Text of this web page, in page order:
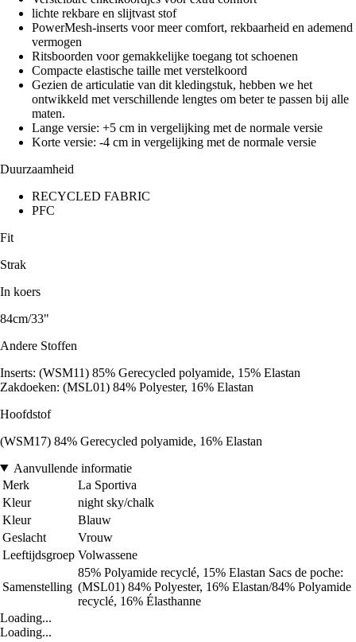
lichte rekbare en slijtvast stof
PowerMesh-inserts voor meer comfort, rekbaarheid en ademend
vermogen
Ritsboorden voor gemakkelijke toegang tot schoenen
Compacte elastische taille met verstelkoord
Gezien de articulatie van dit kledingstuk, hebben we het
ontwikkeld met verschillende lengtes om beter te passen bij alle
maten.
Lange versie: +5 cm in vergelijking met de normale versie
Korte versie: -4 cm in vergelijking met de normale versie
Duurzaamheid
RECYCLED FABRIC
PFC
Fit
Strak
In koers
84cm/33"
Andere Stoffen
Inserts: (WSM11) 85% Gerecycled polyamide, 15% Elastan
Zakdoeken: (MSL01) 84% Polyester, 16% Elastan
Hoofdstof
(WSM17) 84% Gerecycled polyamide, 16% Elastan
Aanvullende informatie
Merk
La Sportiva
Kleur
night sky/chalk
Kleur
Blauw
Geslacht
Vrouw
Leeftijdsgroep Volwassene
Samenstelling
85% Polyamide recyclé, 15% Elastan Sacs de poche:
(MSL01) 84% Polyester, 16% Elastan/84% Polyamide
recyclé, 16% Élasthanne
Loading...
Loading...